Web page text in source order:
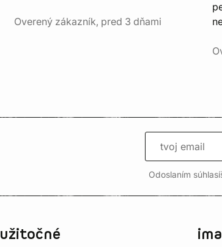
Overený zákazník, pred 3 dňami
Odoslaním
užitočné